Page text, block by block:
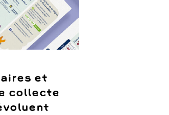
et
collecte